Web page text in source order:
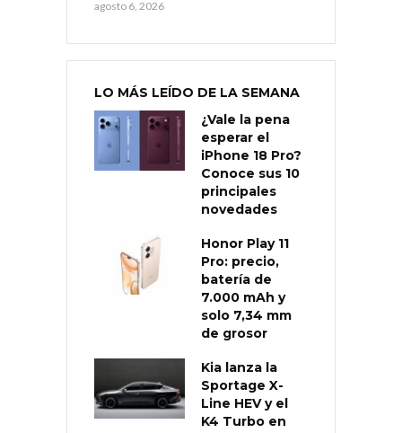
agosto 6, 2026
LO MÁS LEÍDO DE LA SEMANA
¿Vale la pena
esperar el
iPhone 18 Pro?
Conoce sus 10
principales
novedades
Honor Play 11
Pro: precio,
batería de
7.000 mAh y
solo 7,34 mm
de grosor
Kia lanza la
Sportage X-
Line HEV y el
K4 Turbo en